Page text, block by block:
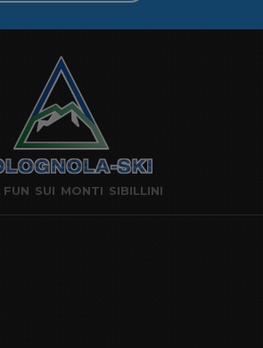
SUI MONTI SIBILLINI